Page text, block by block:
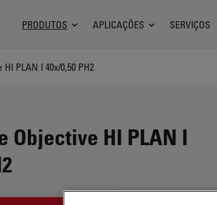
Logo
PRODUTOS APLICAÇÕES SERVIÇOS
PLAN I 40x/0,50 PH2
Objective HI PLAN I